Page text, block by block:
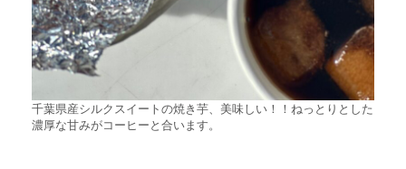
千葉県産シルクスイートの焼き芋、美味しい！！ねっとりとした
濃厚な甘みがコーヒーと合います。